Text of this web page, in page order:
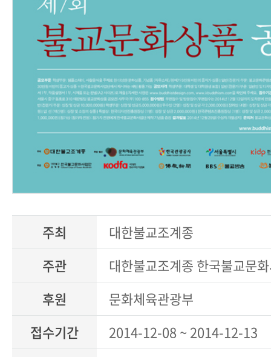
주최
대한불교조계종
주관
대한불교조계종 한국불교문
후원
문화체육관광부
접수기간
2014-12-08 ~ 2014-12-13